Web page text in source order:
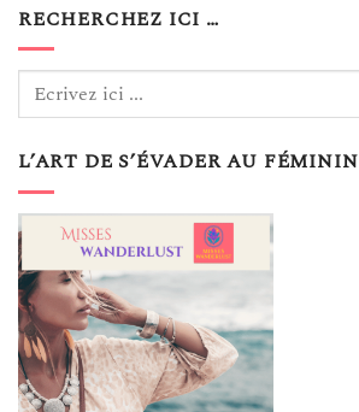
RECHERCHEZ ICI …
L’ART DE S’ÉVADER AU FÉMININ